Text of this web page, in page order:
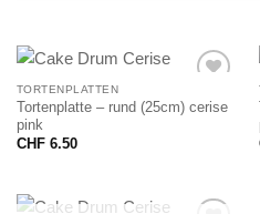
TORTENPLATTEN
Tortenplatte – rund (25cm) cerise
pink
CHF6.50